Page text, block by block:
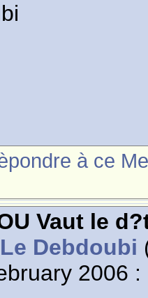
à ce
Vaut le
Le Debdoubi
2006 :